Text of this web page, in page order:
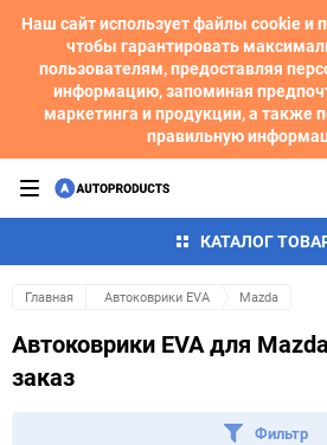
Наш сайт использует файлы cookie и
чтобы гарантировать
пользователям, предоставляя
информацию, запоминая
маркетинга и продукции, а также
правильную
КАТАЛОГ
Главная Автоковрики EVA Mazda
Автоковрики EVA для
заказ
Фильтр